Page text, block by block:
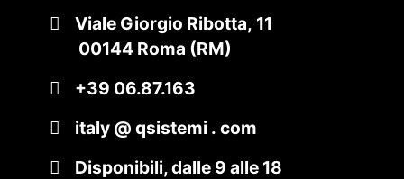
Viale Giorgio Ribotta, 11
00144 Roma (RM)
+39 06.87.163
italy @ qsistemi . com
Disponibili, dalle 9 alle 18